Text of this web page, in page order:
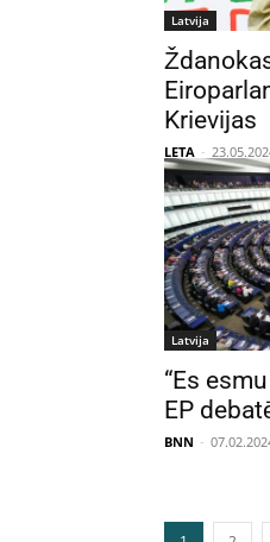
Latvija
Krievijas
LETA -
Latvija
“Es
EP
BNN -